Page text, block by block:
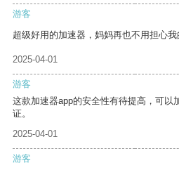
游客
超级好用的加速器，妈妈再也不用担心我
2025-04-01
游客
这款加速器app的安全性有待提高，可以
证。
2025-04-01
游客